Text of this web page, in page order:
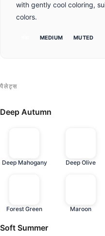
with gently cool coloring,
colors.
MEDIUM MUTED
पैलेट्स
Deep Autumn
Deep Mahogany Deep Olive
Forest Green Maroon
Soft Summer